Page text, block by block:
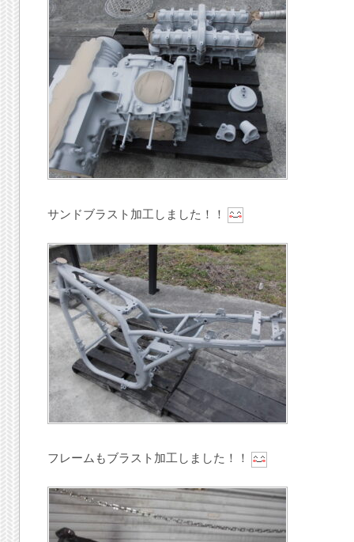
サンドブラスト加工しました！！
フレームもブラスト加工しました！！